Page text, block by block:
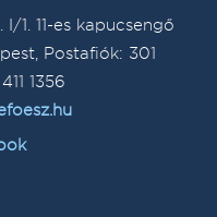
1. 11-es kapucsengő
Postafiók: 301
1356